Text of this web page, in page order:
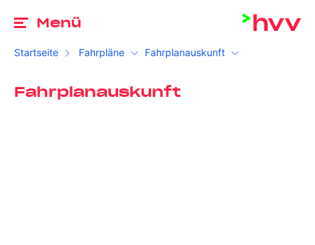
Menü
Startseite Fahrpläne Fahrplanauskunft
Fahrplanauskunft